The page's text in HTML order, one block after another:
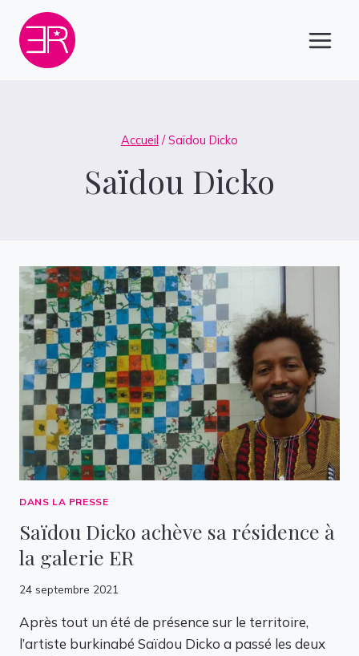
contenu
Accueil / Saïdou Dicko
Saïdou Dicko
DANS LA PRESSE
Saïdou Dicko achève sa résidence à
la galerie ER
24 septembre 2021
Après tout un été de présence sur le territoire,
l’artiste burkinabé Saïdou Dicko a passé les deux